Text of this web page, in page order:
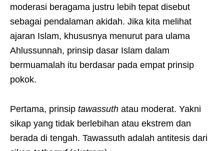
moderasi beragama justru lebih tepat disebut
sebagai pendalaman akidah. Jika kita melihat
ajaran Islam, khususnya menurut para ulama
Ahlussunnah, prinsip dasar Islam dalam
bermuamalah itu berdasar pada empat prinsip
pokok.
Pertama, prinsip tawassuth atau moderat. Yakni
sikap yang tidak berlebihan atau ekstrem dan
berada di tengah. Tawassuth adalah antitesis dari